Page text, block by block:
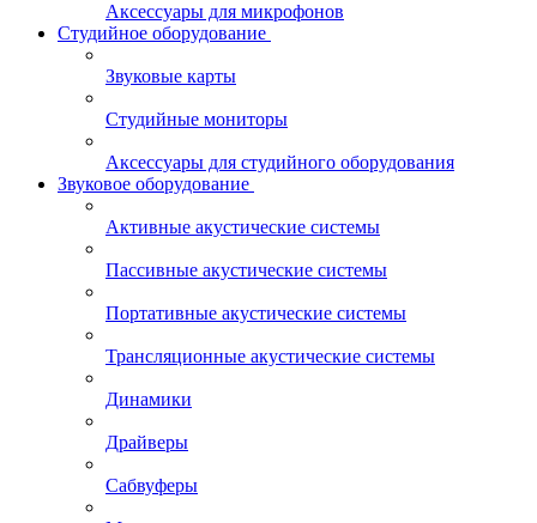
Аксессуары для микрофонов
Студийное оборудование
Звуковые карты
Студийные мониторы
Аксессуары для студийного оборудования
Звуковое оборудование
Активные акустические системы
Пассивные акустические системы
Портативные акустические системы
Трансляционные акустические системы
Динамики
Драйверы
Сабвуферы